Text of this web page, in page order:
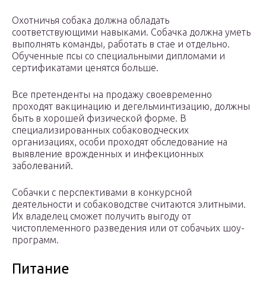
Охотничья собака должна обладать
соответствующими навыками. Собачка должна уметь
выполнять команды, работать в стае и отдельно.
Обученные псы со специальными дипломами и
сертификатами ценятся больше.
Все претенденты на продажу своевременно
проходят вакцинацию и дегельминтизацию, должны
быть в хорошей физической форме. В
специализированных собаководческих
организациях, особи проходят обследование на
выявление врожденных и инфекционных
заболеваний.
Собачки с перспективами в конкурсной
деятельности и собаководстве считаются элитными.
Их владелец сможет получить выгоду от
чистоплеменного разведения или от собачьих шоу-
программ.
Питание